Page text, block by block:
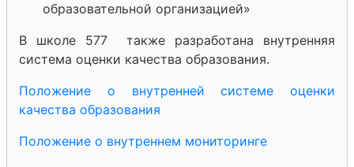
образовательной организацией»
В школе 577 также разработана внутренняя
система оценки качества образования.
Положение о внутренней системе оценки
качества образования
Положение о внутреннем мониторинге